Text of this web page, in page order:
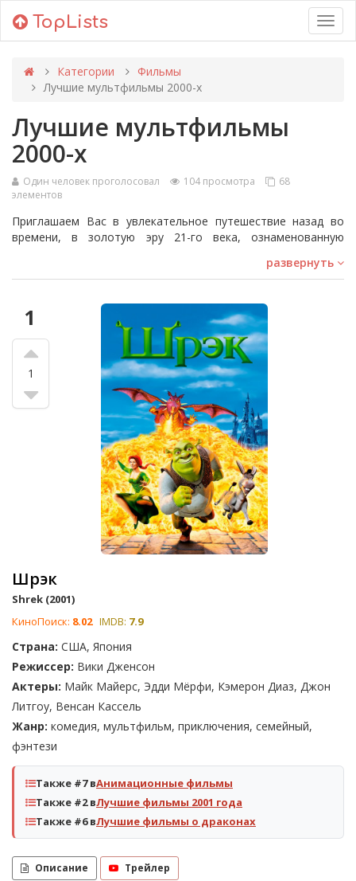
TopLists
Категории
Фильмы
Лучшие мультфильмы 2000-х
Лучшие мультфильмы
2000-х
Один человек проголосовал 104 просмотра
68
элементов
Приглашаем Вас в увлекательное путешествие назад во
времени, в золотую эру 21-го века, ознаменованную
настоящий нашествие красоты и инноваций:
технологический прорыв в анимации сочетается с
новаторским подходом к сюжету, представляя нам
незабываемые анимационные шедевры от таких студий, как
Pixar, DreamWorks и Studio Ghibli.
Мультфильмы 2000-х годов не просто ломали все кассовые
рекорды, они завоевывали сердца зрителей по всему миру,
учили, развлекали и затягивали нас в свои фантастические
миры. Помните невероятные приключения в 'Невероятные',
где встречаются сверхспособности и обыденная семейная
жизнь? Или комичные моменты в 'Шреке' — нестерпимо
веселом пересказе классических сказок?
Каждый мультфильм 2000-х предлагает нам уникальное
путешествие, радостное и теплое в 'В поисках Немо', или
увлекательное в 'Монстры на каникулах'. Это не просто
мультфильмы — это вечные классики, наполненные
живыми диалогами, драматическими моментами и
неимоверно проработанными персонажами. Поддайтесь
ностальгии и проголосуйте за лучшее анимационное кино
2000-х годов!
развернуть
1
1
Шрэк
Shrek (2001)
КиноПоиск: 8.02 IMDB: 7.9
Страна: США, Япония
Режиссер: Вики Дженсон
Актеры: Майк Майерс, Эдди Мёрфи, Кэмерон Диаз, Джон
Литгоу, Венсан Кассель
Жанр: комедия, мультфильм, приключения, семейный,
фэнтези
Также #7 вАнимационные фильмы
Также #2 вЛучшие фильмы 2001 года
Также #6 вЛучшие фильмы о драконах
Описание Трейлер